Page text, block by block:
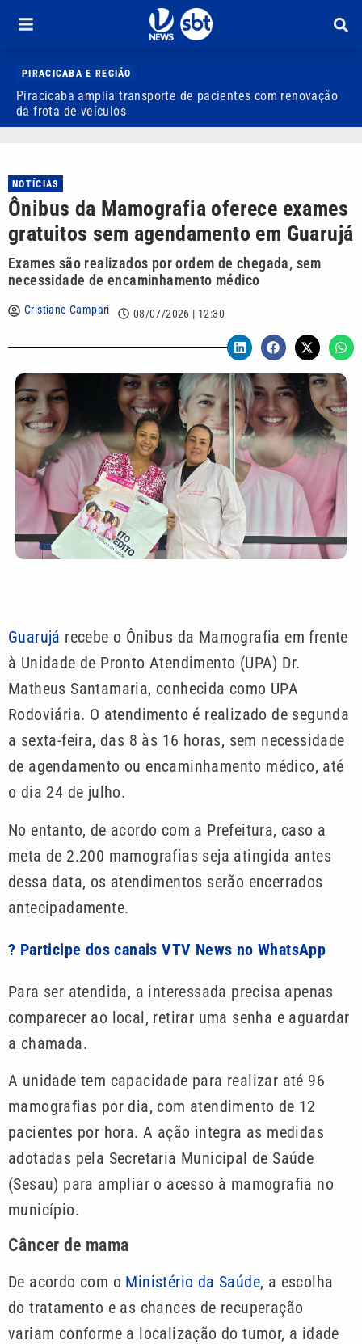
PIRACICABA E REGIÃO
Piracicaba amplia transporte de pacientes com renovação
da frota de veículos
NOTÍCIAS
Ônibus da Mamografia oferece exames
gratuitos sem agendamento em Guarujá
Exames são realizados por ordem de chegada, sem
necessidade de encaminhamento médico
Cristiane Campari 08/07/2026 | 12:30
Guarujá recebe o Ônibus da Mamografia em frente
à Unidade de Pronto Atendimento (UPA) Dr.
Matheus Santamaria, conhecida como UPA
Rodoviária. O atendimento é realizado de segunda
a sexta-feira, das 8 às 16 horas, sem necessidade
de agendamento ou encaminhamento médico, até
o dia 24 de julho.
No entanto, de acordo com a Prefeitura, caso a
meta de 2.200 mamografias seja atingida antes
dessa data, os atendimentos serão encerrados
antecipadamente.
? Participe dos canais VTV News no WhatsApp
Para ser atendida, a interessada precisa apenas
comparecer ao local, retirar uma senha e aguardar
a chamada.
A unidade tem capacidade para realizar até 96
mamografias por dia, com atendimento de 12
pacientes por hora. A ação integra as medidas
adotadas pela Secretaria Municipal de Saúde
(Sesau) para ampliar o acesso à mamografia no
município.
Câncer de mama
De acordo com o Ministério da Saúde, a escolha
do tratamento e as chances de recuperação
variam conforme a localização do tumor, a idade